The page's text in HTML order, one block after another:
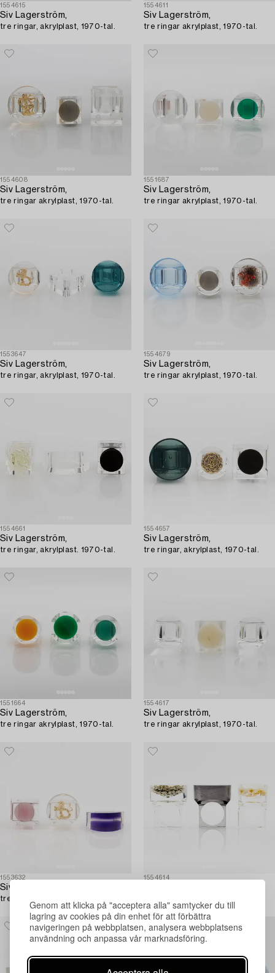
Genom att klicka på "acceptera alla" samtycker du till
lagring av cookies på din enhet för att förbättra
navigeringen på webbplatsen, analysera webbplatsens
användning och anpassa vår marknadsföring.
1554615
Siv Lagerström,
tre ringar, akrylplast, 1970-tal.
1554611
Siv Lagerström,
tre ringar akrylplast, 1970-tal.
1554608
Siv Lagerström,
tre ringar akrylplast, 1970-tal.
1551687
Siv Lagerström,
tre ringar akrylplast, 1970-tal.
1553647
Siv Lagerström,
tre ringar, akrylplast, 1970-tal.
1554679
Siv Lagerström,
tre ringar akrylplast, 1970-tal.
1554661
Siv Lagerström,
tre ringar, akrylplast. 1970-tal.
1554657
Siv Lagerström,
tre ringar, akrylplast, 1970-tal.
1551664
Siv Lagerström,
tre ringar akrylplast, 1970-tal.
1554617
Siv Lagerström,
tre ringar akrylplast, 1970-tal.
1553632
Siv Lagerström,
tre ringar, akrylplast, 1970-tal.
1554614